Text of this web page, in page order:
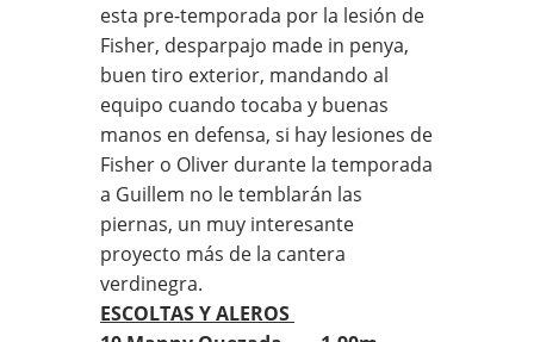
esta pre-temporada por la lesión de
Fisher, desparpajo made in penya,
buen tiro exterior, mandando al
equipo cuando tocaba y buenas
manos en defensa, si hay lesiones de
Fisher o Oliver durante la temporada
a Guillem no le temblarán las
piernas, un muy interesante
proyecto más de la cantera
verdinegra.
ESCOLTAS Y ALEROS